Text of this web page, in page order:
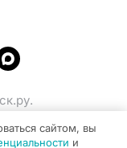
и массовых
сайтом, вы
и